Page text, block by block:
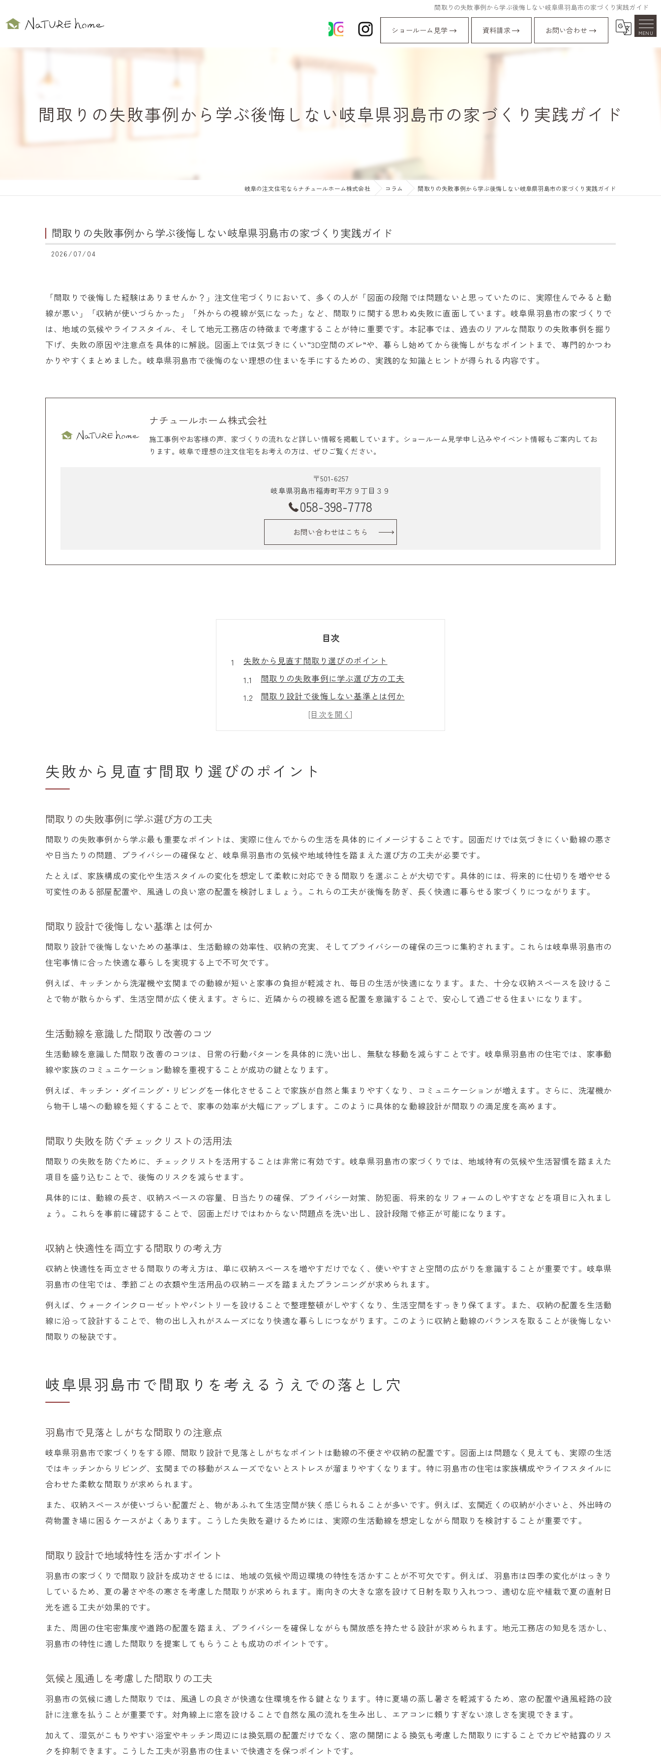
間取りの失敗事例から学ぶ後悔しない岐阜県羽島市の家づくり実践ガイド
ショールーム見学 資料請求 お問い合わせ
間取りの失敗事例から学ぶ後悔しない岐阜県羽島市の家づくり実践ガイド
岐阜の注文住宅ならナチュールホーム株式会社 コラム 間取りの失敗事例から学ぶ後悔しない岐阜県羽島市の家づくり実践ガイド
間取りの失敗事例から学ぶ後悔しない岐阜県羽島市の家づくり実践ガイド
2026/07/04
「間取りで後悔した経験はありませんか？」注文住宅づくりにおいて、多くの人が「図面の段階では問題ないと思っていたのに、実際住んでみると動
線が悪い」「収納が使いづらかった」「外からの視線が気になった」など、間取りに関する思わぬ失敗に直面しています。岐阜県羽島市の家づくりで
は、地域の気候やライフスタイル、そして地元工務店の特徴まで考慮することが特に重要です。本記事では、過去のリアルな間取りの失敗事例を掘り
下げ、失敗の原因や注意点を具体的に解説。図面上では気づきにくい“3D空間のズレ”や、暮らし始めてから後悔しがちなポイントまで、専門的かつわ
かりやすくまとめました。岐阜県羽島市で後悔のない理想の住まいを手にするための、実践的な知識とヒントが得られる内容です。
ナチュールホーム株式会社
施工事例やお客様の声、家づくりの流れなど詳しい情報を掲載しています。ショールーム見学申し込みやイベント情報もご案内してお
ります。岐阜で理想の注文住宅をお考えの方は、ぜひご覧ください。
〒501-6257
岐阜県羽島市福寿町平方９丁目３９
058-398-7778
お問い合わせはこちら
目次
失敗から見直す間取り選びのポイント
間取りの失敗事例に学ぶ選び方の工夫
間取り設計で後悔しない基準とは何か
生活動線を意識した間取り改善のコツ
間取り失敗を防ぐチェックリストの活用法
岐阜県羽島市で間取りを考えるうえでの落とし穴
間取りで避けたい羽島市特有の失敗例
住環境に合う間取り設計の最適解とは
日常の動線を意識した間取り設計の工夫
家事効率を高める間取り動線の考え方
視線を意識した間取り動線設計の注意点
動線の失敗を防ぐ間取りシミュレーション
後悔しないために間取りで注意すべき点
間取り決定前に必ず確認したい注意点
プライバシー配慮した間取りの工夫方法
間取りで忘れがちな冷暖房効率のポイント
実体験から学ぶ間取り失敗事例と対策
実際の間取り失敗事例から得る教訓
家族目線で考える間取りの失敗回避策
住み始めて気づく間取りの盲点を回避する方法
間取りで住み心地を左右する盲点とは
3Dイメージで間取りのズレを見抜く方法
間取り計画で見逃しがちな生活動線の罠
失敗から見直す間取り選びのポイント
間取りの失敗事例に学ぶ選び方の工夫
間取りの失敗事例から学ぶ最も重要なポイントは、実際に住んでからの生活を具体的にイメージすることです。図面だけでは気づきにくい動線の悪さ
や日当たりの問題、プライバシーの確保など、岐阜県羽島市の気候や地域特性を踏まえた選び方の工夫が必要です。
たとえば、家族構成の変化や生活スタイルの変化を想定して柔軟に対応できる間取りを選ぶことが大切です。具体的には、将来的に仕切りを増やせる
可変性のある部屋配置や、風通しの良い窓の配置を検討しましょう。これらの工夫が後悔を防ぎ、長く快適に暮らせる家づくりにつながります。
間取り設計で後悔しない基準とは何か
間取り設計で後悔しないための基準は、生活動線の効率性、収納の充実、そしてプライバシーの確保の三つに集約されます。これらは岐阜県羽島市の
住宅事情に合った快適な暮らしを実現する上で不可欠です。
例えば、キッチンから洗濯機や玄関までの動線が短いと家事の負担が軽減され、毎日の生活が快適になります。また、十分な収納スペースを設けるこ
とで物が散らからず、生活空間が広く使えます。さらに、近隣からの視線を遮る配置を意識することで、安心して過ごせる住まいになります。
生活動線を意識した間取り改善のコツ
生活動線を意識した間取り改善のコツは、日常の行動パターンを具体的に洗い出し、無駄な移動を減らすことです。岐阜県羽島市の住宅では、家事動
線や家族のコミュニケーション動線を重視することが成功の鍵となります。
例えば、キッチン・ダイニング・リビングを一体化させることで家族が自然と集まりやすくなり、コミュニケーションが増えます。さらに、洗濯機か
ら物干し場への動線を短くすることで、家事の効率が大幅にアップします。このように具体的な動線設計が間取りの満足度を高めます。
間取り失敗を防ぐチェックリストの活用法
間取りの失敗を防ぐために、チェックリストを活用することは非常に有効です。岐阜県羽島市の家づくりでは、地域特有の気候や生活習慣を踏まえた
項目を盛り込むことで、後悔のリスクを減らせます。
具体的には、動線の長さ、収納スペースの容量、日当たりの確保、プライバシー対策、防犯面、将来的なリフォームのしやすさなどを項目に入れまし
ょう。これらを事前に確認することで、図面上だけではわからない問題点を洗い出し、設計段階で修正が可能になります。
収納と快適性を両立する間取りの考え方
収納と快適性を両立させる間取りの考え方は、単に収納スペースを増やすだけでなく、使いやすさと空間の広がりを意識することが重要です。岐阜県
羽島市の住宅では、季節ごとの衣類や生活用品の収納ニーズを踏まえたプランニングが求められます。
例えば、ウォークインクローゼットやパントリーを設けることで整理整頓がしやすくなり、生活空間をすっきり保てます。また、収納の配置を生活動
線に沿って設計することで、物の出し入れがスムーズになり快適な暮らしにつながります。このように収納と動線のバランスを取ることが後悔しない
間取りの秘訣です。
岐阜県羽島市で間取りを考えるうえでの落とし穴
羽島市で見落としがちな間取りの注意点
岐阜県羽島市で家づくりをする際、間取り設計で見落としがちなポイントは動線の不便さや収納の配置です。図面上は問題なく見えても、実際の生活
ではキッチンからリビング、玄関までの移動がスムーズでないとストレスが溜まりやすくなります。特に羽島市の住宅は家族構成やライフスタイルに
合わせた柔軟な間取りが求められます。
また、収納スペースが使いづらい配置だと、物があふれて生活空間が狭く感じられることが多いです。例えば、玄関近くの収納が小さいと、外出時の
荷物置き場に困るケースがよくあります。こうした失敗を避けるためには、実際の生活動線を想定しながら間取りを検討することが重要です。
間取り設計で地域特性を活かすポイント
羽島市の家づくりで間取り設計を成功させるには、地域の気候や周辺環境の特性を活かすことが不可欠です。例えば、羽島市は四季の変化がはっきり
しているため、夏の暑さや冬の寒さを考慮した間取りが求められます。南向きの大きな窓を設けて日射を取り入れつつ、適切な庇や植栽で夏の直射日
光を遮る工夫が効果的です。
また、周囲の住宅密集度や道路の配置を踏まえ、プライバシーを確保しながらも開放感を持たせる設計が求められます。地元工務店の知見を活かし、
羽島市の特性に適した間取りを提案してもらうことも成功のポイントです。
気候と風通しを考慮した間取りの工夫
羽島市の気候に適した間取りでは、風通しの良さが快適な住環境を作る鍵となります。特に夏場の蒸し暑さを軽減するため、窓の配置や通風経路の設
計に注意を払うことが重要です。対角線上に窓を設けることで自然な風の流れを生み出し、エアコンに頼りすぎない涼しさを実現できます。
加えて、湿気がこもりやすい浴室やキッチン周辺には換気扇の配置だけでなく、窓の開閉による換気も考慮した間取りにすることでカビや結露のリス
クを抑制できます。こうした工夫が羽島市の住まいで快適さを保つポイントです。